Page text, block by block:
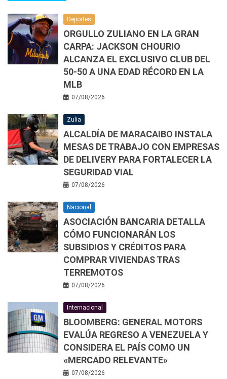
Deportes
ORGULLO ZULIANO EN LA GRAN
CARPA: JACKSON CHOURIO
ALCANZA EL EXCLUSIVO CLUB DEL
50-50 A UNA EDAD RÉCORD EN LA
MLB
07/08/2026
Zulia
ALCALDÍA DE MARACAIBO INSTALA
MESAS DE TRABAJO CON EMPRESAS
DE DELIVERY PARA FORTALECER LA
SEGURIDAD VIAL
07/08/2026
Nacional
ASOCIACIÓN BANCARIA DETALLA
CÓMO FUNCIONARÁN LOS
SUBSIDIOS Y CRÉDITOS PARA
COMPRAR VIVIENDAS TRAS
TERREMOTOS
07/08/2026
Internacional
BLOOMBERG: GENERAL MOTORS
EVALÚA REGRESO A VENEZUELA Y
CONSIDERA EL PAÍS COMO UN
«MERCADO RELEVANTE»
07/08/2026